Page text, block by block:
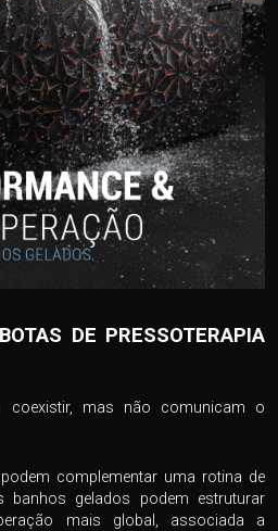
DE PRESSOTERAPIA
coexistir, mas não comunicam o
complementar uma rotina de
banhos gelados podem estruturar
mais global, associada a